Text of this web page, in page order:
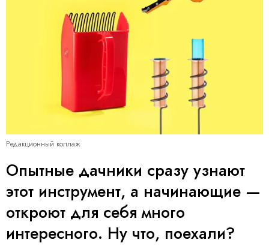
Редакционный коллаж
Опытные дачники сразу узнают
этот инструмент, а начинающие —
откроют для себя много
интересного. Ну что, поехали?